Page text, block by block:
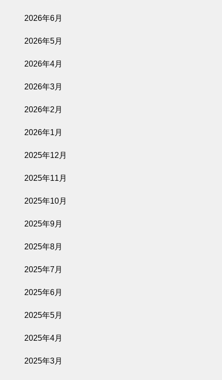
2026年6月
2026年5月
2026年4月
2026年3月
2026年2月
2026年1月
2025年12月
2025年11月
2025年10月
2025年9月
2025年8月
2025年7月
2025年6月
2025年5月
2025年4月
2025年3月